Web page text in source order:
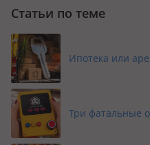
Статьи по теме
Ипотека или
Три фатальные